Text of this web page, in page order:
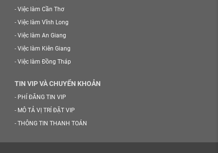
- Việc làm Cần Thơ
- Việc làm Vĩnh Long
- Việc làm An Giang
- Việc làm Kiên Giang
- Việc làm Đồng Tháp
TIN VIP VÀ CHUYỂN KHOẢN
- PHÍ ĐĂNG TIN VIP
- MÔ TẢ VỊ TRÍ ĐẶT VIP
- THÔNG TIN THANH TOÁN